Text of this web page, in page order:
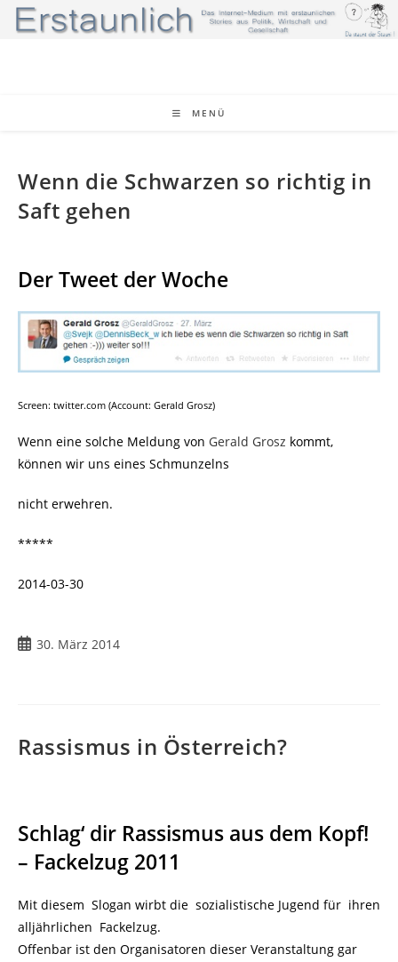
Zum
Inhalt
MENÜ
Wenn die Schwarzen so richtig in
Saft gehen
Der Tweet der Woche
Screen: twitter.com (Account: Gerald Grosz)
Wenn eine solche Meldung von Gerald Grosz kommt,
können wir uns eines Schmunzelns
nicht erwehren.
*****
2014-03-30
Beitrag
30. März 2014
Rassismus in Österreich?
Schlag‘ dir Rassismus aus dem Kopf!
– Fackelzug 2011
Mit diesem Slogan wirbt die sozialistische Jugend für ihren
alljährlichen Fackelzug.
Offenbar ist den Organisatoren dieser Veranstaltung gar